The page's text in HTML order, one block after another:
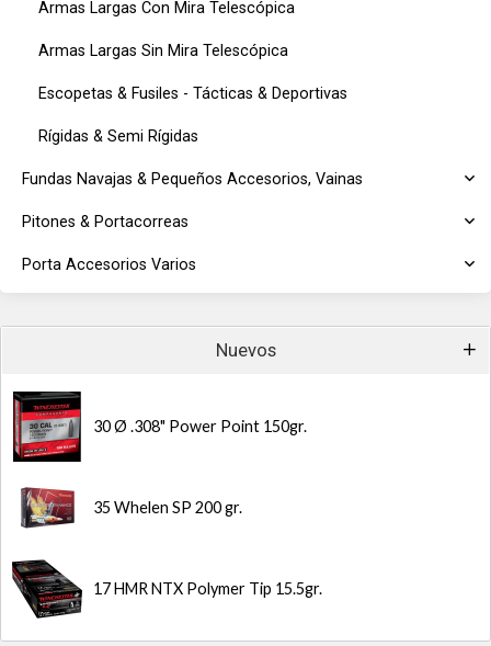
Armas Largas Con Mira Telescópica
Armas Largas Sin Mira Telescópica
Escopetas & Fusiles - Tácticas & Deportivas
Rígidas & Semi Rígidas
Fundas Navajas & Pequeños Accesorios, Vainas
Pitones & Portacorreas
Porta Accesorios Varios
Nuevos
30 Ø .308" Power Point 150gr.
35 Whelen SP 200 gr.
17 HMR NTX Polymer Tip 15.5gr.